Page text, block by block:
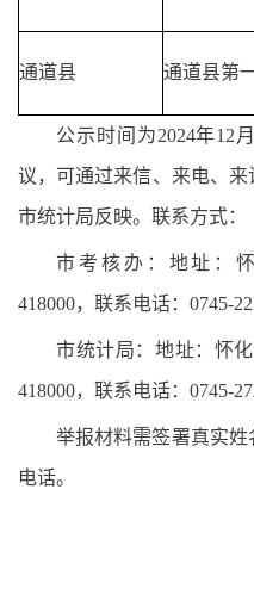
通道县 通道县第
公示时间为2024年12
议，可通过来信、来电、
市统计局反映。联系方式：
市考核办：地址：
418000，联系电话：0745-
市统计局：地址：怀
418000，联系电话：0745-
举报材料需签署真实
电话。